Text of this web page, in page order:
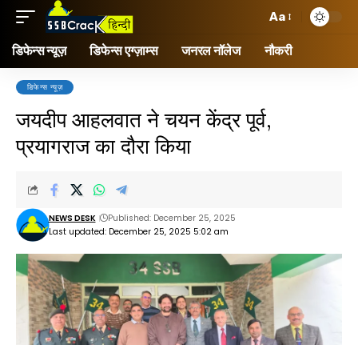
Aa
डिफेन्स न्यूज़ डिफेन्स एग्ज़ाम्स जनरल नॉलेज नौकरी
डिफेन्स न्यूज़
जयदीप आहलवात ने चयन केंद्र पूर्व,
प्रयागराज का दौरा किया
Last updated: December 25, 2025 5:02 am
NEWS DESK Published: December 25, 2025